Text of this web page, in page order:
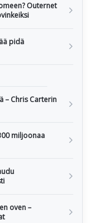
Outernet
pidä
– Chris Carterin
miljoonaa
oven –